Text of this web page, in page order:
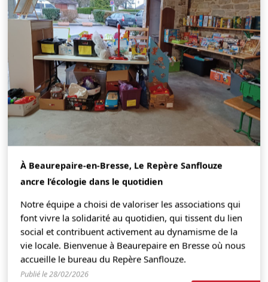
À Beaurepaire-en-Bresse, Le Repère Sanflouze
ancre l’écologie dans le quotidien
Notre équipe a choisi de valoriser les associations qui
font vivre la solidarité au quotidien, qui tissent du lien
social et contribuent activement au dynamisme de la
vie locale. Bienvenue à Beaurepaire en Bresse où nous
accueille le bureau du Repère Sanflouze.
Publié le 28/02/2026